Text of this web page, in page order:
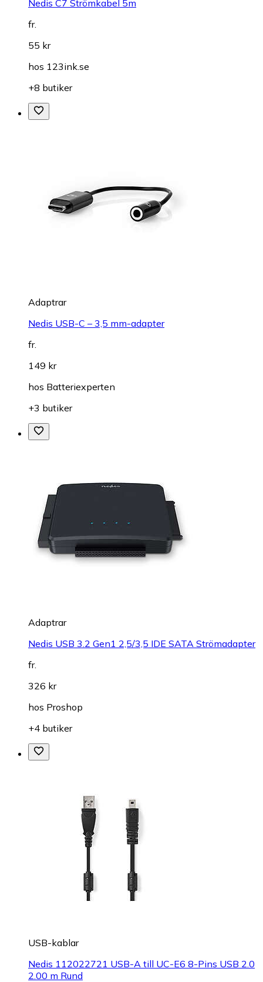
Nedis C7 Strömkabel 5m
fr.
55 kr
hos 123ink.se
+8 butiker
Adaptrar
Nedis USB-C – 3,5 mm-adapter
fr.
149 kr
hos Batteriexperten
+3 butiker
Adaptrar
Nedis USB 3.2 Gen1 2,5/3,5 IDE SATA Strömadapter
fr.
326 kr
hos Proshop
+4 butiker
USB-kablar
Nedis 112022721 USB-A till UC-E6 8-Pins USB 2.0
2.00 m Rund